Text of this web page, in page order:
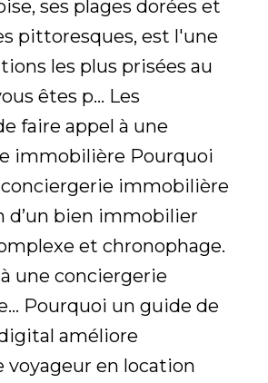
ses plages dorées et
pittoresques, est l'une
les plus prisées au
êtes p... Les
faire appel à une
immobilière Pourquoi
immobilière
d’un bien immobilier
et chronophage.
une conciergerie
Pourquoi un guide de
améliore
voyageur en location